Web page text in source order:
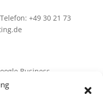
+49 30 21 73
Business